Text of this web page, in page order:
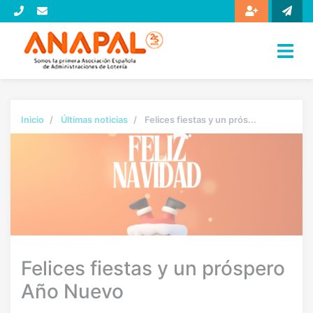
Inicio Últimas noticias Felices fiestas y un prós...
Felices fiestas y un próspero
Año Nuevo